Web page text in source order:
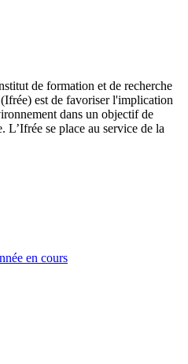
de formation et de recherche
est de favoriser l'implication
dans un objectif de
L’Ifrée se place au service de la
en cours